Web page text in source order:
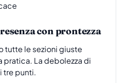
con prontezza
tutte le sezioni giuste
pratica. La debolezza di
tre punti.